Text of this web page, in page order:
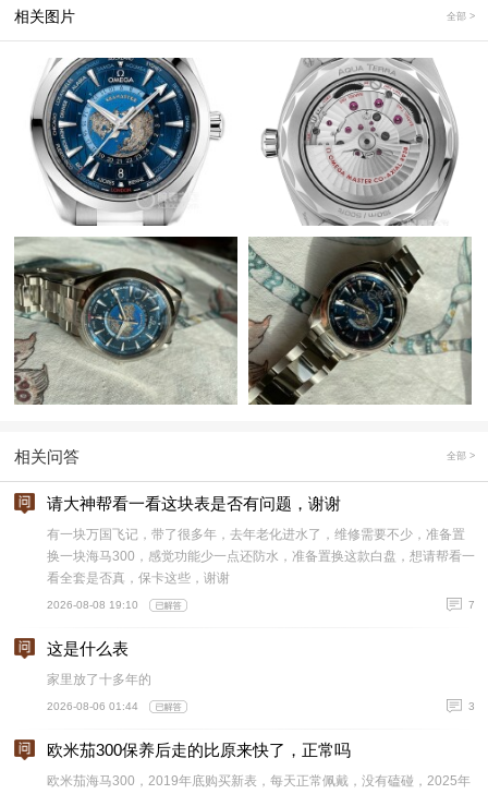
相关图片 全部 >
相关问答 全部 >
请大神帮看一看这块表是否有问题，谢谢
有一块万国飞记，带了很多年，去年老化进水了，维修需要不少，准备置
换一块海马300，感觉功能少一点还防水，准备置换这款白盘，想请帮看一
看全套是否真，保卡这些，谢谢
2026-08-08 19:10 7
这是什么表
家里放了十多年的
2026-08-06 01:44 3
欧米茄300保养后走的比原来快了，正常吗
欧米茄海马300，2019年底购买新表，每天正常佩戴，没有磕碰，2025年